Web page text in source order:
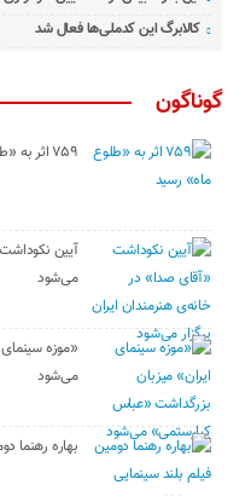
کالابرگ این کدملی‌ها فعال شد
گوناگون
۷۵۹ اثر به «طلوع ماه» رسید
آیین
می‌شود
«موزه
می‌شود
بهاره رهنما